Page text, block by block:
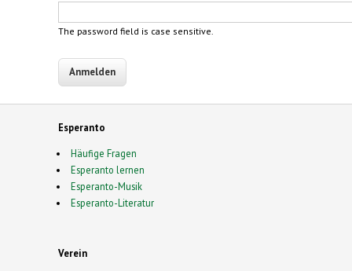
The password field is case sensitive.
Esperanto
Häufige Fragen
Esperanto lernen
Esperanto-Musik
Esperanto-Literatur
Verein